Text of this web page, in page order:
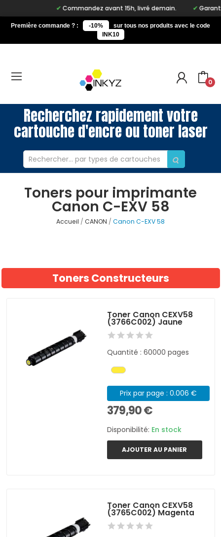
Commandez avant 15h, livré demain. Garantie
Première commande ? : -10%
sur tous nos produits avec le code
INK10
0
Recherchez rapidement votre
cartouche d'encre ou toner laser
Toners pour imprimante
Canon C-EXV 58
Accueil CANON Canon C-EXV 58
Toners Constructeurs
Toner Canon CEXV58
(3766C002) Jaune
Quantité : 60000 pages
Prix par page : 0.006 €
379,90 €
Disponibilité: En stock
AJOUTER AU PANIER
Toner Canon CEXV58
(3765C002) Magenta